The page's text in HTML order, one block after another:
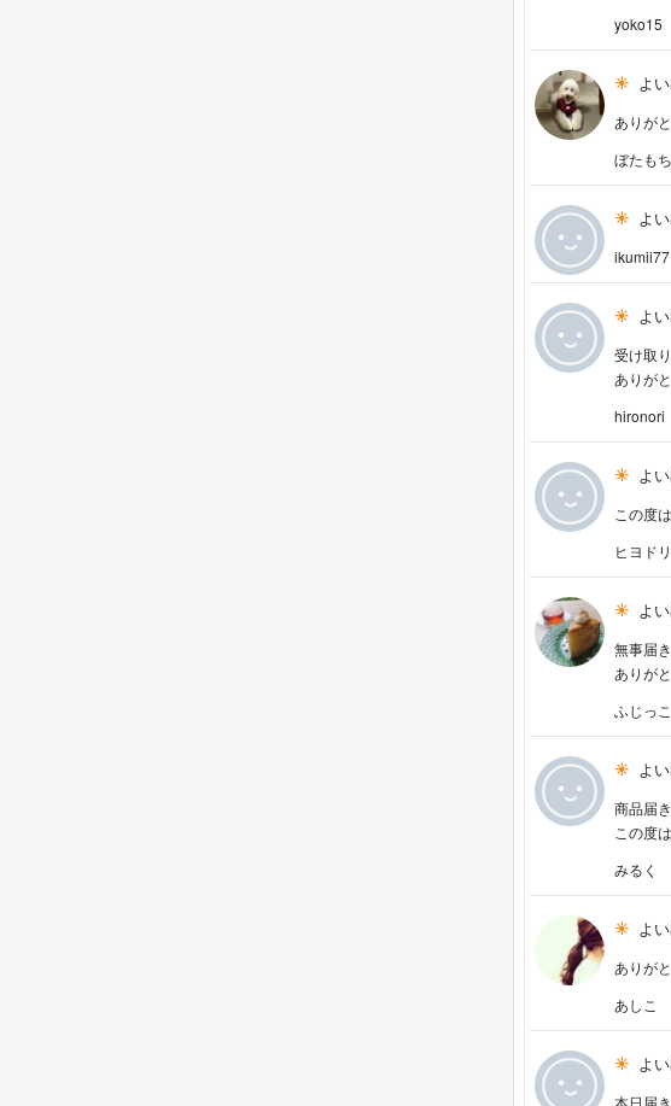
yoko15
よ
ありが
ぼたもち
よ
ikumii77
よ
受け取
ありが
hironori
よ
この度
ヒヨドリ
よ
無事届
ありが
ふじっこ
よ
商品届
この度
みるく
よ
ありが
あしこ
よ